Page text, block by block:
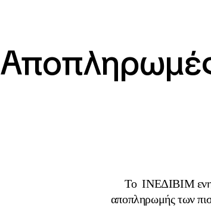
Το ΙΝΕΔΙΒΙΜ
αποπληρωμής των